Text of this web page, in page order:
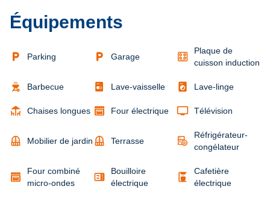
Équipements
local_parking Parking local_parking Garage
Plaque de
cuisson induction
outdoor_grill Barbecue Lave-vaisselle local_laundry_service Lave-linge
deck Chaises longues Four électrique tv Télévision
balcony Mobilier de jardin balcony Terrasse
Réfrigérateur-
congélateur
Four combiné
micro-ondes
microwave
Bouilloire
électrique
coffee_maker
Cafetière
électrique